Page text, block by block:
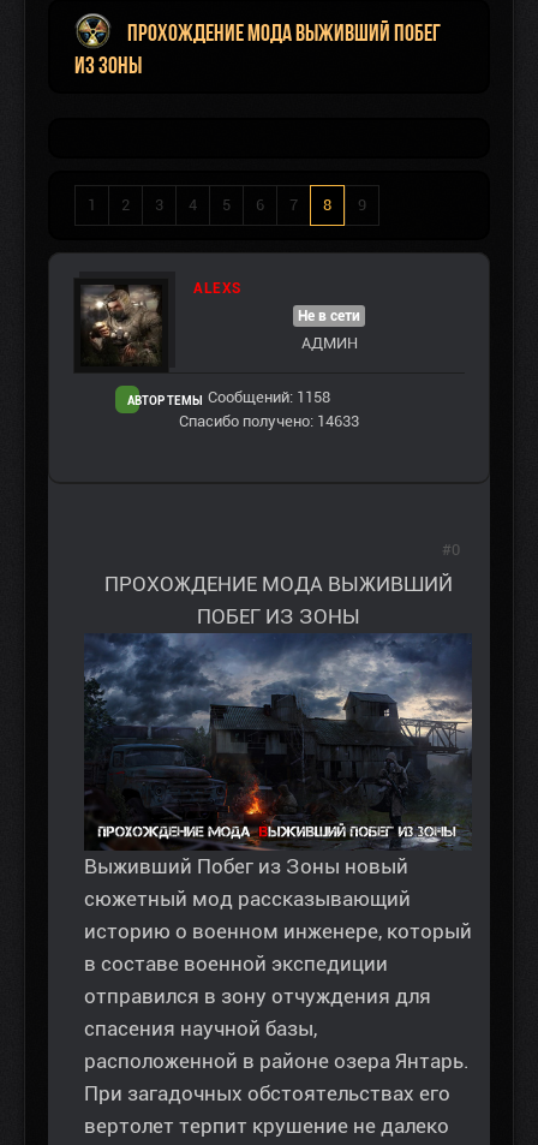
Прохождение мода Выживший Побег
из Зоны
1 2 3 4 5 6 7 8 9
ALEXS
АВТОР ТЕМЫ
Не в сети
АДМИН
Сообщений: 1158
Спасибо получено: 14633
ПРОХОЖДЕНИЕ МОДА ВЫЖИВШИЙ
ПОБЕГ ИЗ ЗОНЫ
Выживший Побег из Зоны новый
сюжетный мод рассказывающий
историю о военном инженере, который
в составе военной экспедиции
отправился в зону отчуждения для
спасения научной базы,
расположенной в районе озера Янтарь.
При загадочных обстоятельствах его
вертолет терпит крушение не далеко
#0